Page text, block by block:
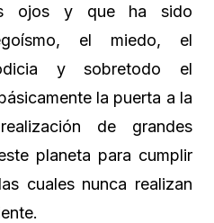
ojos y que ha sido
el miedo, el
y sobretodo el
la puerta a la
de grandes
planeta para cumplir
cuales nunca realizan